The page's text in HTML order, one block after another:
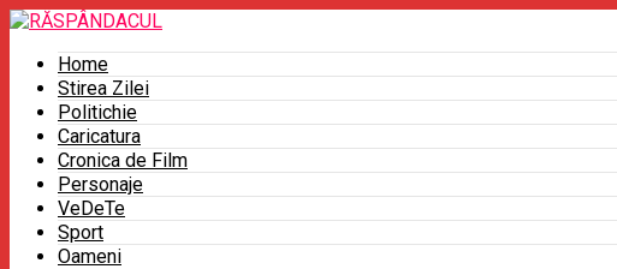
Home
Stirea Zilei
Politichie
Caricatura
Cronica de Film
Personaje
VeDeTe
Sport
Oameni